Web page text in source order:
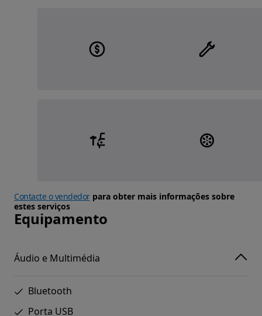
Contacte o vendedorpara obter mais informações sobre
estes serviços
Equipamento
Áudio e Multimédia
Bluetooth
Porta USB